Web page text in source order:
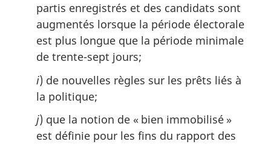
partis enregistrés et des candidats sont
augmentés lorsque la période électorale
est plus longue que la période minimale
de trente-sept jours;
i) de nouvelles règles sur les prêts liés à
la politique;
j) que la notion de « bien immobilisé »
est définie pour les fins du rapport des